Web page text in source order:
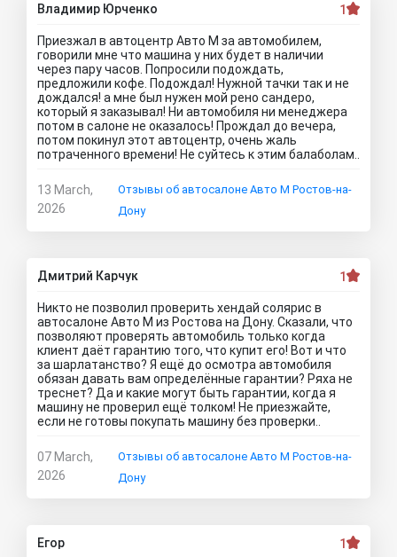
Владимир Юрченко 1
Приезжал в автоцентр Авто М за автомобилем,
говорили мне что машина у них будет в наличии
через пару часов. Попросили подождать,
предложили кофе. Подождал! Нужной тачки так и не
дождался! а мне был нужен мой рено сандеро,
который я заказывал! Ни автомобиля ни менеджера
потом в салоне не оказалось! Прождал до вечера,
потом покинул этот автоцентр, очень жаль
потраченного времени! Не суйтесь к этим балаболам..
13 March,
2026
Отзывы об автосалоне Авто М Ростов-на-
Дону
Дмитрий Карчук 1
Никто не позволил проверить хендай солярис в
автосалоне Авто М из Ростова на Дону. Сказали, что
позволяют проверять автомобиль только когда
клиент даёт гарантию того, что купит его! Вот и что
за шарлатанство? Я ещё до осмотра автомобиля
обязан давать вам определённые гарантии? Ряха не
треснет? Да и какие могут быть гарантии, когда я
машину не проверил ещё толком! Не приезжайте,
если не готовы покупать машину без проверки..
07 March,
2026
Отзывы об автосалоне Авто М Ростов-на-
Дону
Егор 1